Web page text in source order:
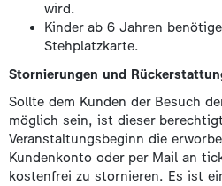
wird.
Kinder ab 6 Jahren
Stehplatzkarte.
Stornierungen und
Sollte dem Kunden der Besuch
möglich sein, ist dieser
Veranstaltungsbeginn die
Kundenkonto oder per Mail an
kostenfrei zu stornieren. Es ist